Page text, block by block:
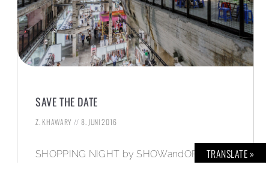
SAVE THE DATE
Z. KHAWARY 8. JUNI 2016
SHOPPING NIGHT by SHOWandORDER –TRANSLATE »